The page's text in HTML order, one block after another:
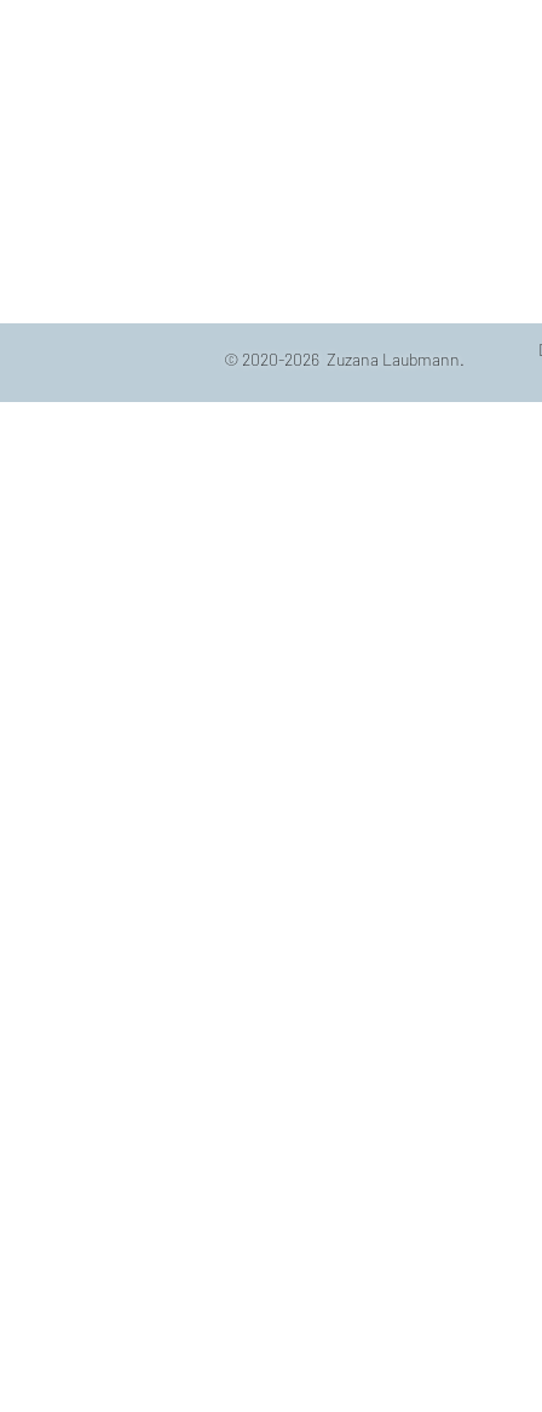
© 2020-2026 Zuzana Laubmann.